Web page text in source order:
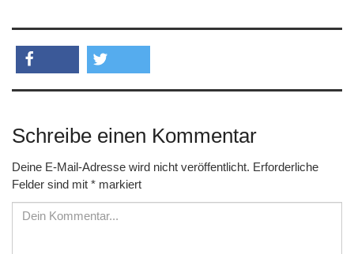
teilen twittern
Schreibe einen Kommentar
Deine E-Mail-Adresse wird nicht veröffentlicht. Erforderliche
Felder sind mit * markiert